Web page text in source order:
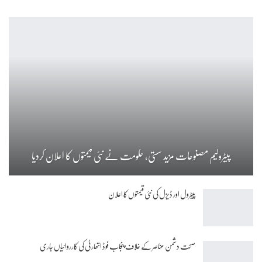
پیٹرولیم مصنوعات مزید سستی، حکومت نے نئی قیمتوں کا اعلان کردیا
پیٹرول اور ڈیزل کی نئی قیمتوں کا اعلان
صحت دشمن عناصر کے خلاف پنجاب فوڈ اتھارٹی کی کارروائیاں جاری